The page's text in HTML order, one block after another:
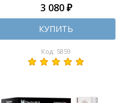
3 080 ₽
КУПИТЬ
Код: 5859